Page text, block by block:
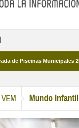
Piscinas Municipales 2026
Mundo Infantil